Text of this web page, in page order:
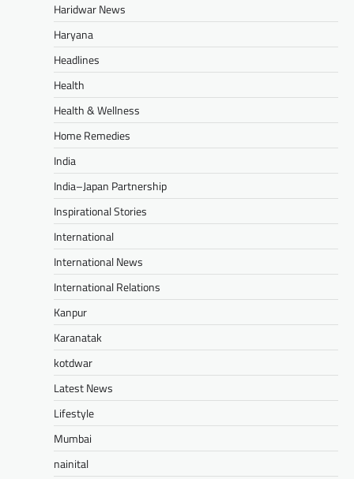
Haridwar News
Haryana
Headlines
Health
Health & Wellness
Home Remedies
India
India–Japan Partnership
Inspirational Stories
International
International News
International Relations
Kanpur
Karanatak
kotdwar
Latest News
Lifestyle
Mumbai
nainital